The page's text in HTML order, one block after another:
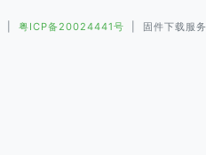
粤ICP备20024441号 | 固件下载服